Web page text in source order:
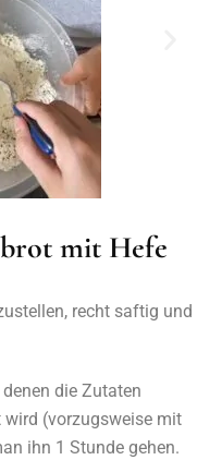
mit Hefe
recht saftig und
die Zutaten
wird (vorzugsweise mit
ihn 1 Stunde gehen.